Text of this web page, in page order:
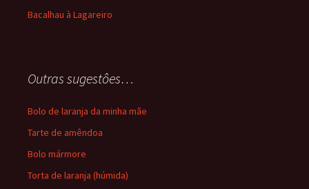
Bacalhau à Lagareiro
Outras sugestôes…
Bolo de laranja da minha mãe
Tarte de amêndoa
Bolo mármore
Torta de laranja (húmida)